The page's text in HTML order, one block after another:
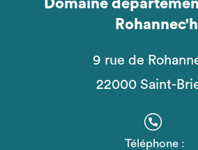
Domaine
Rohannec'h
9 rue de
22000 Saint-
Téléphone :